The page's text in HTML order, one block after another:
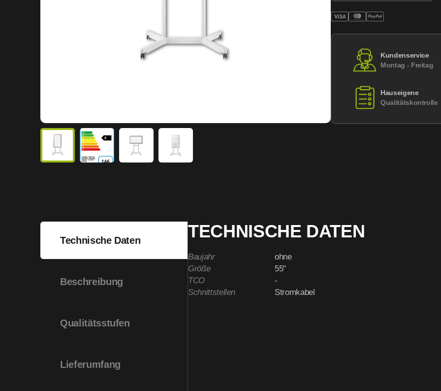
Kundenservice
Montag - Freitag
Hauseigene
Qualitätskontrolle
Technische Daten
Beschreibung
Qualitätsstufen
Lieferumfang
TECHNISCHE DATEN
Baujahr
ohne
Größe
55"
TCO
-
Schnittstellen
Stromkabel